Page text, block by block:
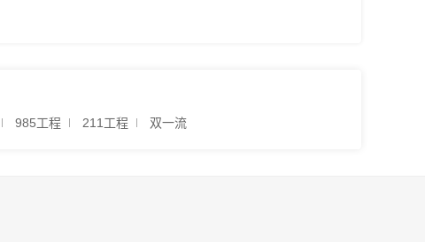
985工程 211工程 双一流